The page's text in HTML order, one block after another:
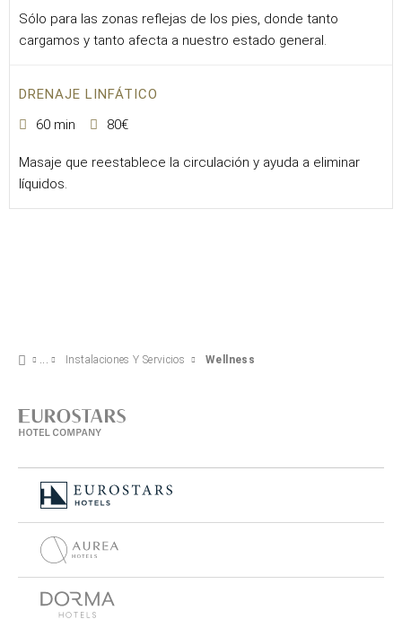
Sólo para las zonas reflejas de los pies, donde tanto
cargamos y tanto afecta a nuestro estado general.
DRENAJE LINFÁTICO
60 min
80€
Masaje que reestablece la circulación y ayuda a eliminar
líquidos.
Instalaciones Y Servicios Wellness